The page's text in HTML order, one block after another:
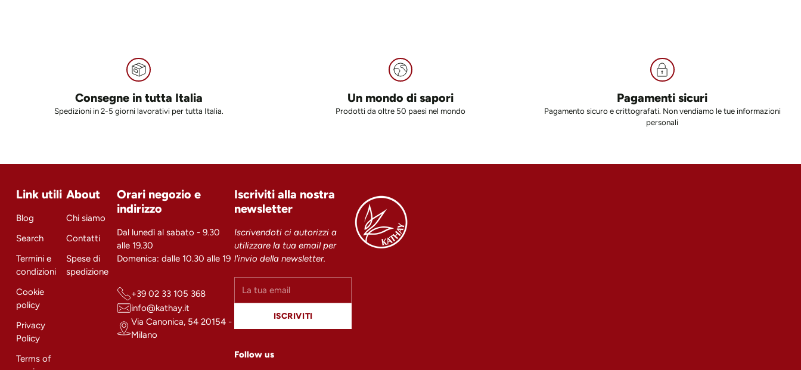
Consegne in tutta Italia
Spedizioni in 2-5 giorni lavorativi per tutta Italia.
Un mondo di sapori
Prodotti da oltre 50 paesi nel mondo
Pagamenti sicuri
Pagamento sicuro e crittografati. Non vendiamo le tue informazioni
personali
Link utili
Blog
Search
Termini e
condizioni
Cookie
policy
Privacy
Policy
Terms of
About
Chi siamo
Contatti
Spese di
spedizione
Orari negozio e
indirizzo
Dal lunedì al sabato - 9.30
alle 19.30
Domenica: dalle 10.30 alle 19
+39 02 33 105 368
info@kathay.it
Via Canonica, 54 20154 -
Milano
Iscriviti alla nostra
newsletter
Iscrivendoti ci autorizzi a
utilizzare la tua email per
l'invio della newsletter.
tua
ISCRIVITI
Follow us